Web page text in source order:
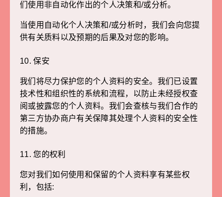
们使用非自动化作出的个人决策和/或分析。
当使用自动化个人决策和/或分析时，我们会向您提
供有关质料以及预期的后果及对您的影响。
10. 保安
我们将尽力保护您的个人资料的安全。我们已设置
技术性和组织性的系统和流程，以防止未经授权查
阅或披露您的个人资料。我们会查核与我们合作的
第三方协办商户有关保障其处理个人资料的安全性
的措施。
11. 您的权利
您对我们如何使用和保留的个人资料享有某些权
利，包括: